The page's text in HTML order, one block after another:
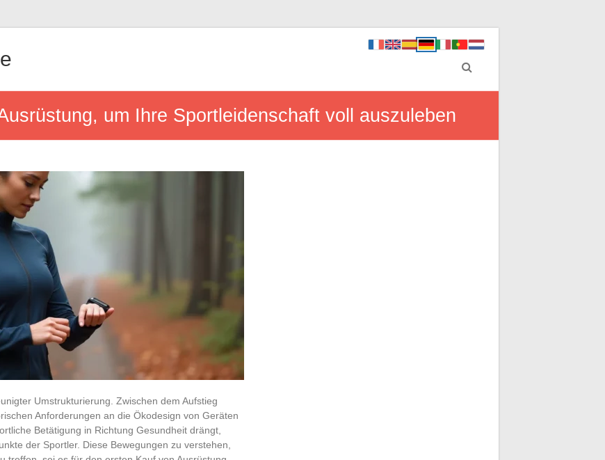
um Ihre Sportleidenschaft voll auszuleben
Umstrukturierung. Zwischen dem Aufstieg
Anforderungen an die Ökodesign von Geräten
Betätigung in Richtung Gesundheit drängt,
der Sportler. Diese Bewegungen zu verstehen,